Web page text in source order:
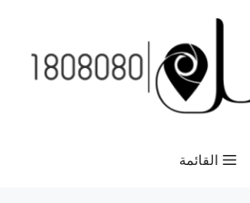
القائمة